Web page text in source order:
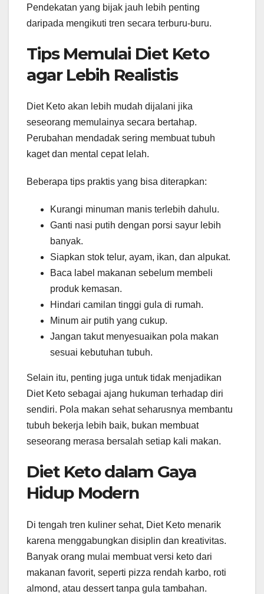
Pendekatan yang bijak jauh lebih penting
daripada mengikuti tren secara terburu-buru.
Tips Memulai Diet Keto
agar Lebih Realistis
Diet Keto akan lebih mudah dijalani jika
seseorang memulainya secara bertahap.
Perubahan mendadak sering membuat tubuh
kaget dan mental cepat lelah.
Beberapa tips praktis yang bisa diterapkan:
Kurangi minuman manis terlebih dahulu.
Ganti nasi putih dengan porsi sayur lebih
banyak.
Siapkan stok telur, ayam, ikan, dan alpukat.
Baca label makanan sebelum membeli
produk kemasan.
Hindari camilan tinggi gula di rumah.
Minum air putih yang cukup.
Jangan takut menyesuaikan pola makan
sesuai kebutuhan tubuh.
Selain itu, penting juga untuk tidak menjadikan
Diet Keto sebagai ajang hukuman terhadap diri
sendiri. Pola makan sehat seharusnya membantu
tubuh bekerja lebih baik, bukan membuat
seseorang merasa bersalah setiap kali makan.
Diet Keto dalam Gaya
Hidup Modern
Di tengah tren kuliner sehat, Diet Keto menarik
karena menggabungkan disiplin dan kreativitas.
Banyak orang mulai membuat versi keto dari
makanan favorit, seperti pizza rendah karbo, roti
almond, atau dessert tanpa gula tambahan.